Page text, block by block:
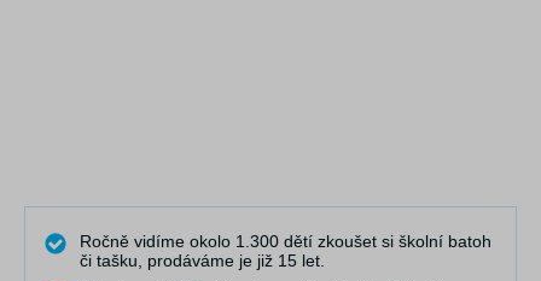
Ročně vidíme okolo 1.300 dětí zkoušet si školní batoh
či tašku, prodáváme je již 15 let.